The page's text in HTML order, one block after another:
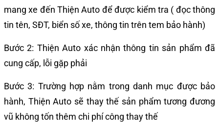
mang xe đến Thiện Auto để được kiểm tra ( đọc thông
tin tên, SĐT, biển số xe, thông tin trên tem bảo hành)
Bước 2: Thiện Auto xác nhận thông tin sản phẩm đã
cung cấp, lỗi gặp phải
Bước 3: Trường hợp nằm trong danh mục được bảo
hành, Thiện Auto sẽ thay thế sản phẩm tương đương
vũ không tốn thêm chi phí công thay thế